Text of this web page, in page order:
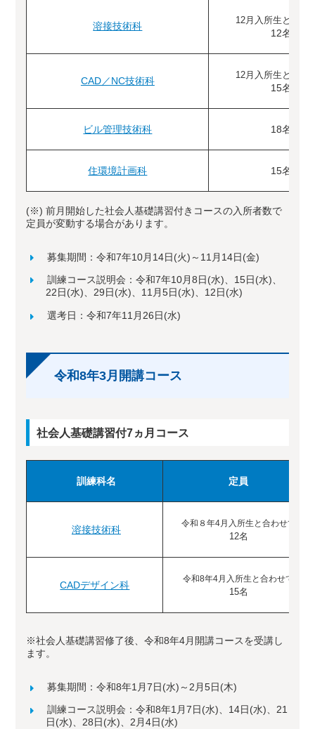
溶接技術科 12月入所生と合わ
12名
CAD／NC技術科 12月入所生と合わ
15名
ビル管理技術科 18名
住環境計画科 15名
(※)前月開始した社会人基礎講習付きコースの入所者数で
定員が変動する場合があります。
募集期間：令和7年10月14日(火)～11月14日(金)
訓練コース説明会：令和7年10月8日(水)、15日(水)、
22日(水)、29日(水)、11月5日(水)、12日(水)
選考日：令和7年11月26日(水)
令和8年3月開講コース
社会人基礎講習付7ヵ月コース
訓練科名 定員
溶接技術科
令和８年4月入所生と合わせて
12名
CADデザイン科
令和8年4月入所生と合わせて
15名
※社会人基礎講習修了後、令和8年4月開講コースを受講し
ます。
募集期間：令和8年1月7日(水)～2月5日(木)
訓練コース説明会：令和8年1月7日(水)、14日(水)、21
日(水)、28日(水)、2月4日(水)